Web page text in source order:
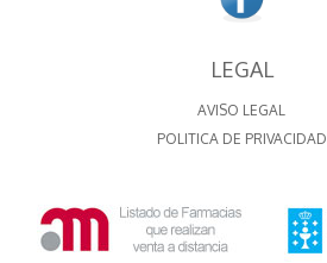
LEGAL
AVISO LEGAL
POLITICA DE PRIVACIDAD